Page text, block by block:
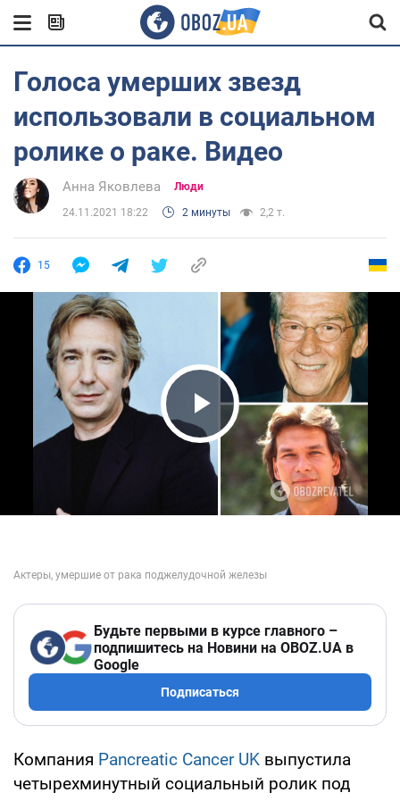
Голоса умерших звезд
использовали в социальном
ролике о раке. Видео
Анна Яковлева Люди
24.11.2021 18:22 2 минуты 2,2 т.
15
Play Video
Будьте первыми в курсе главного –
подпишитесь на Новини на OBOZ.UA в
Google
Подписаться
Компания Pancreatic Cancer UK выпустила
четырехминутный социальный ролик под